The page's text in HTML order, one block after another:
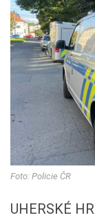
Foto: Policie ČR
UHERSKÉ